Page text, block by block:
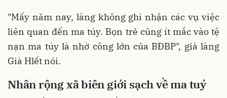
"Mấy năm nay, làng không ghi nhận các vụ việc
liên quan đến ma túy. Bọn trẻ cũng ít mắc vào tệ
nạn ma túy là nhờ công lớn của BĐBP", già làng
Già Hlết nói.
Nhân rộng xã biên giới sạch về ma tuý